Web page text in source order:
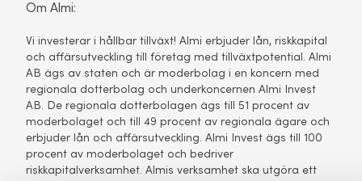
Om Almi:
Vi investerar i hållbar tillväxt! Almi erbjuder lån, riskkapital
och affärsutveckling till företag med tillväxtpotential. Almi
AB ägs av staten och är moderbolag i en koncern med
regionala dotterbolag och underkoncernen Almi Invest
AB. De regionala dotterbolagen ägs till 51 procent av
moderbolaget och till 49 procent av regionala ägare och
erbjuder lån och affärsutveckling. Almi Invest ägs till 100
procent av moderbolaget och bedriver
riskkapitalverksamhet. Almis verksamhet ska utgöra ett